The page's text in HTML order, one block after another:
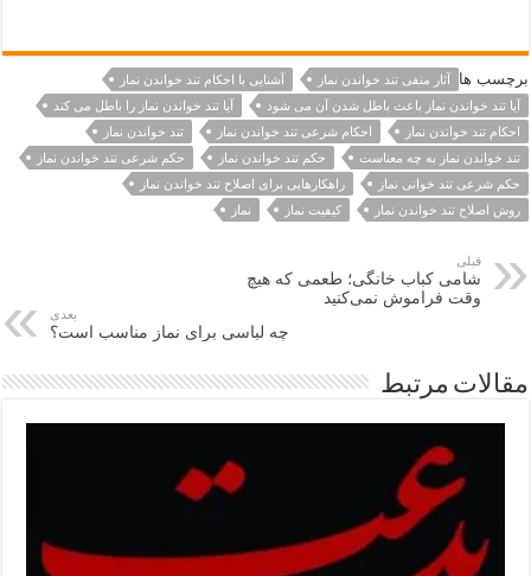
برچسب ها آثار منفی تند خواندن نماز
آشنایی با احکام تند خواندن نماز
آیا تند خواندن نماز باعث باطل شدن آن می شود
آیا تند خواندن نماز را باطل می کند
احکام تند خواندن نماز
احکام شرعی تند خواندن نماز
تند خواندن نماز
تند خواندن نماز به چه معناست
حکم تند خواندن نماز
حکم شرعی تند خواندن نماز
حکم شرعی تند خوانی نماز
راهکارهایی برای اصلاح تند خواندن نماز
روش اصلاح تند خواندن نماز
کیفیت نماز نماز
قبلی
شامی کباب خانگی؛ طعمی که هیچ
وقت فراموش نمی‌کنید
بعدی
چه لباسی برای نماز مناسب است؟
مقالات مرتبط